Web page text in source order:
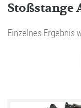
Stoßstange
Einzelnes Ergebnis